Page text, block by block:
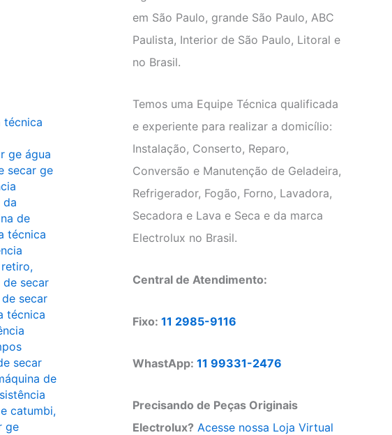
técnica
ge água
secar ge
da
de
técnica
,
de secar
secar
técnica
secar
de
catumbi,
ge
em São Paulo, grande São Paulo, ABC
Paulista, Interior de São Paulo, Litoral e
no Brasil.
Temos uma Equipe Técnica qualificada
e experiente para realizar a domicílio:
Instalação, Conserto, Reparo,
Conversão e Manutenção de Geladeira,
Refrigerador, Fogão, Forno, Lavadora,
Secadora e Lava e Seca e da marca
Electrolux no Brasil.
Central de Atendimento:
Fixo: 11 2985-9116
WhastApp: 11 99331-2476
Precisando de Peças Originais
Electrolux? Acesse nossa Loja Virtual